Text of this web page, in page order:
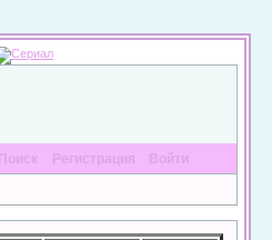
Поиск Регистрация Войти